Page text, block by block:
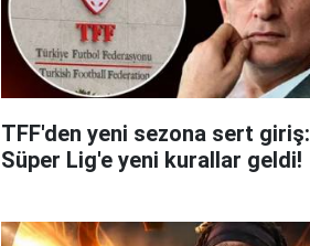
TFF'den yeni sezona sert giriş:
Süper Lig'e yeni kurallar geldi!